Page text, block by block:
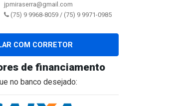
jpmiraserra@gmail.com
(75) 9 9968-8059 / (75) 9 9971-0985
COM CORRETOR
de financiamento
no banco desejado: